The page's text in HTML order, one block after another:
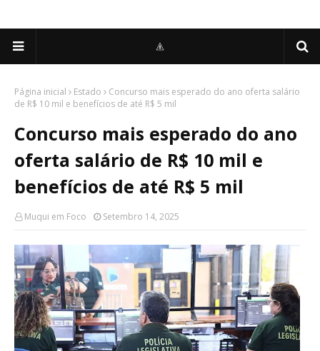
Página inicial Estado
Concurso mais esperado do ano oferta salário
de R$ 10 mil e benefícios de até R$ 5 mil
Concurso mais esperado do ano
oferta salário de R$ 10 mil e
benefícios de até R$ 5 mil
Muqui em Foco Setembro 14, 2025